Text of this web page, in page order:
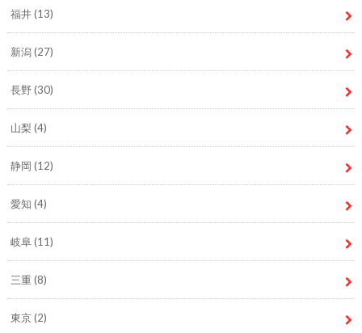
福井(13)
新潟(27)
長野(30)
山梨 (4)
静岡 (12)
愛知 (4)
岐阜(11)
三重 (8)
東京(2)